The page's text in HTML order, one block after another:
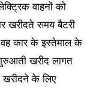
वाहनों को
खरीदते समय बैटरी
कार के इस्तेमाल के
खरीद लागत
खरीदने के लिए